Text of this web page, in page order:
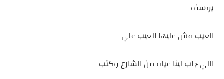
يوسف
العيب مش عليها العيب علي
اللي جاب لينا عيله من الشارع وكتب